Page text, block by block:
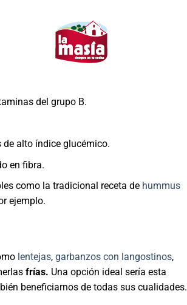
del grupo B.
de alto índice glucémico.
en fibra.
como la tradicional receta de hummus
ejemplo.
lentejas, garbanzos con langostinos,
frías. Una opción ideal sería esta
beneficiarnos de todas sus cualidades.